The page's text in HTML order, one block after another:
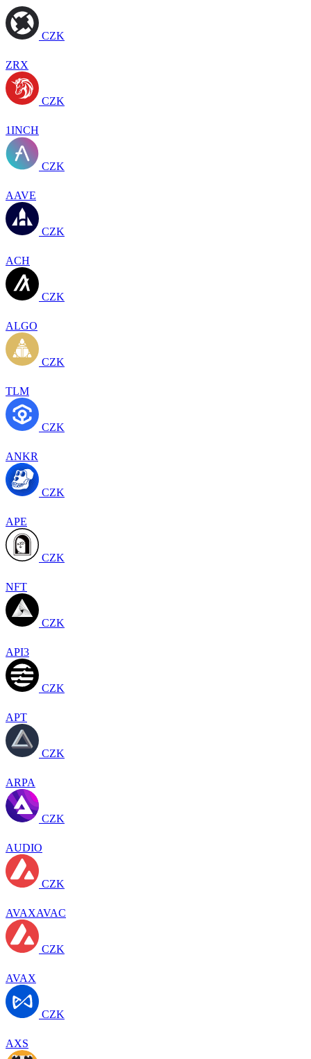
CZK
ZRX
CZK
1INCH
CZK
AAVE
CZK
ACH
CZK
ALGO
CZK
TLM
CZK
ANKR
CZK
APE
CZK
NFT
CZK
API3
CZK
APT
CZK
ARPA
CZK
AUDIO
CZK
AVAXAVAC
CZK
AVAX
CZK
AXS